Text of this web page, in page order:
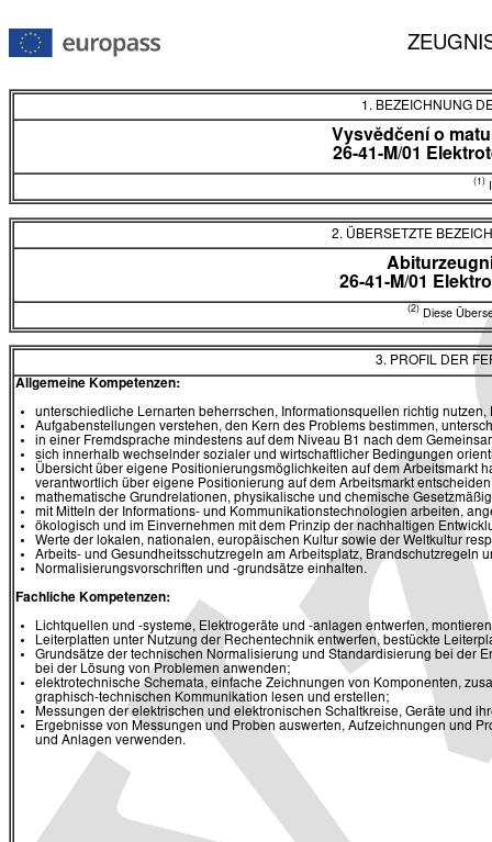
1. BEZEICHNUNG
Vysvědčení o
26-41-M/01
(1)
2. ÜBERSETZTE
26-41-M/01
(2) Diese
3. PROFIL DER
Allgemeine Kompetenzen:
unterschiedliche Lernarten beherrschen, Informationsquellen richtig nutzen,
Aufgabenstellungen verstehen, den Kern des Problems bestimmen,
in einer Fremdsprache mindestens auf dem Niveau B1 nach dem
sich innerhalb wechselnder sozialer und wirtschaftlicher Bedingungen
Übersicht über eigene Positionierungsmöglichkeiten auf dem Arbeitsmarkt
verantwortlich über eigene Positionierung auf dem Arbeitsmarkt
mathematische Grundrelationen, physikalische und chemische
mit Mitteln der Informations- und Kommunikationstechnologien arbeiten,
ökologisch und im Einvernehmen mit dem Prinzip der nachhaltigen
Werte der lokalen, nationalen, europäischen Kultur sowie der Weltkultur
Arbeits- und Gesundheitsschutzregeln am Arbeitsplatz, Brandschutzregeln
Normalisierungsvorschriften und -grundsätze einhalten.
Fachliche Kompetenzen:
Lichtquellen und -systeme, Elektrogeräte und -anlagen entwerfen,
Leiterplatten unter Nutzung der Rechentechnik entwerfen, bestückte
Grundsätze der technischen Normalisierung und Standardisierung bei der
bei der Lösung von Problemen anwenden;
elektrotechnische Schemata, einfache Zeichnungen von Komponenten,
graphisch-technischen Kommunikation lesen und erstellen;
Messungen der elektrischen und elektronischen Schaltkreise, Geräte und
Ergebnisse von Messungen und Proben auswerten, Aufzeichnungen und
und Anlagen verwenden.